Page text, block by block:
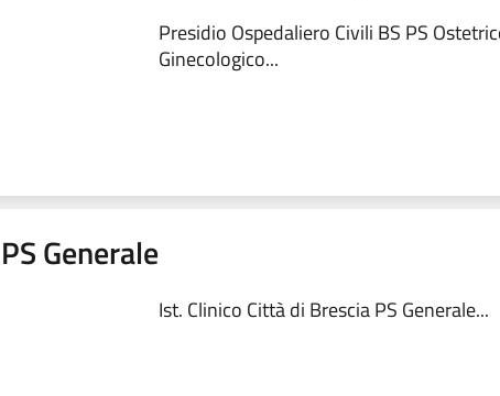
Presidio Ospedaliero Civili BS PS
Ginecologico...
Generale
Ist. Clinico Città di Brescia PS Generale...